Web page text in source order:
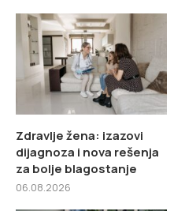
Zdravlje žena: izazovi
dijagnoza i nova rešenja
za bolje blagostanje
06.08.2026